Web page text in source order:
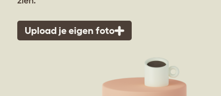
Upload je eigen foto